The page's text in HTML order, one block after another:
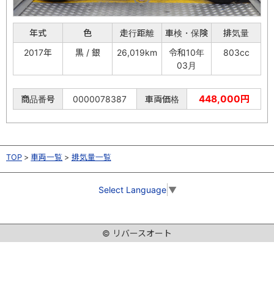
年式 色 走行距離 車検・保険
排気量
2017年
黒 / 銀 26,019km
令和10年
03月
803cc
商品番号 0000078387 車両価格 448,000円
TOP 車両一覧 排気量一覧
Select Language ▼
© リバースオート